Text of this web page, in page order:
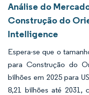
Análise do
Construção do
Intelligence
Espera-se que o
para Construção do
bilhões em 2025 para
8,21 bilhões até 2031,